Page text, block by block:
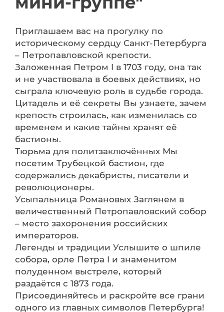
Приглашаем вас на прогулку по
историческому сердцу Санкт-Петербурга
– Петропавловской крепости.
Заложенная Петром I в 1703 году, она так
и не участвовала в боевых действиях, но
сыграла ключевую роль в судьбе города.
Цитадель и её секреты Вы узнаете, зачем
крепость строилась, как изменилась со
временем и какие тайны хранят её
бастионы.
Тюрьма для политзаключённых Мы
посетим Трубецкой бастион, где
содержались декабристы, писатели и
революционеры.
Усыпальница Романовых Заглянем в
величественный Петропавловский собор
– место захоронения российских
императоров.
Легенды и традиции Услышите о шпиле
собора, орле Петра I и знаменитом
полуденном выстреле, который
раздаётся с 1873 года.
Присоединяйтесь и раскройте все грани
одного из главных символов Петербурга!